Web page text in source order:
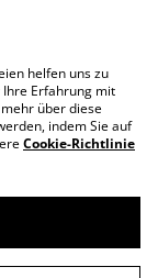
Policy
helfen uns zu
Erfahrung mit
über diese
indem Sie auf
Cookie-Richtlinie